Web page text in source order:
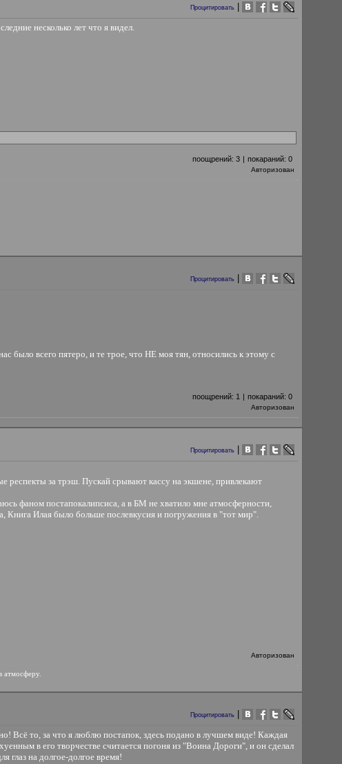
Процитировать
несколько лет что я видел.
поощрений: 3 | покараний: 0
Авторизован
Процитировать
было всего пятеро, и те трое, что НЕ моя тян, относились к этому с
поощрений: 1 | покараний: 0
Авторизован
Процитировать
респекты за трэш. Пускай срывают кассу на экшене, привлекают
фаном постапокалипсиса, а в БМ не хватило мне атмосферности,
Илая было больше послевкусия и погружения в "тот мир".
Авторизован
Процитировать
Всё то, за что я люблю постапок, здесь подано в лучшем виде! Каждая
в его творчестве считается погоня из "Воина Дороги", и он сделал
на долгое-долгое время!